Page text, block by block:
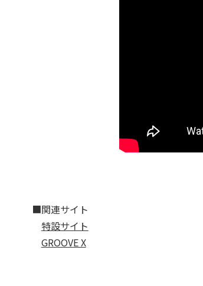
■関連サイト
特設サイト
GROOVE X